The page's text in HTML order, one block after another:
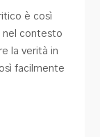
è così
nel contesto
la verità in
facilmente